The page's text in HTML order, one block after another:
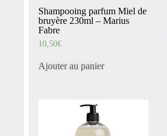
Shampooing parfum Miel de
bruyère 230ml – Marius
Fabre
10,50€
Ajouter au panier